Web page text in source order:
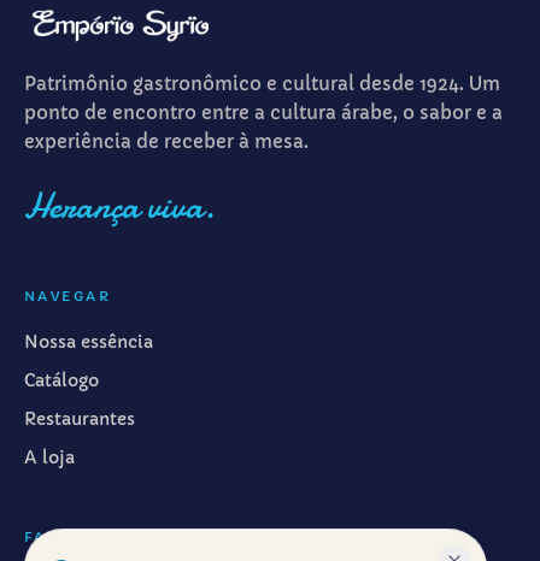
Patrimônio gastronômico e cultural desde 1924. Um
ponto de encontro entre a cultura árabe, o sabor e a
experiência de receber à mesa.
Herança viva.
NAVEGAR
Nossa essência
Catálogo
Restaurantes
A loja
FALAR CONOSCO